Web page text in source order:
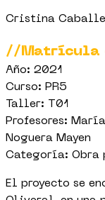
Cristina
//Matrícula
Año: 2021
Curso: PR5
Taller: T01
Profesores:
Noguera Mayen
Categoría: Obra
El proyecto se